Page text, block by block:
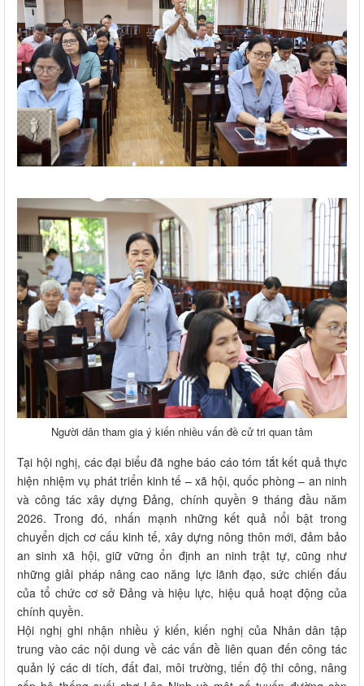
Người dân tham gia ý kiến nhiều vấn đề cử tri quan tâm
Tại hội nghị, các đại biểu đã nghe báo cáo tóm tắt kết quả thực
hiện nhiệm vụ phát triển kinh tế – xã hội, quốc phòng – an ninh
và công tác xây dựng Đảng, chính quyền 9 tháng đầu năm
2026. Trong đó, nhấn mạnh những kết quả nổi bật trong
chuyển dịch cơ cấu kinh tế, xây dựng nông thôn mới, đảm bảo
an sinh xã hội, giữ vững ổn định an ninh trật tự, cũng như
những giải pháp nâng cao năng lực lãnh đạo, sức chiến đấu
của tổ chức cơ sở Đảng và hiệu lực, hiệu quả hoạt động của
chính quyền.
Hội nghị ghi nhận nhiều ý kiến, kiến nghị của Nhân dân tập
trung vào các nội dung về các vấn đề liên quan đến công tác
quản lý các di tích, đất đai, môi trường, tiến độ thi công, nâng